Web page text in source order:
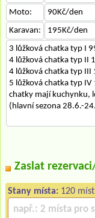
Moto:
90Kč/den
Karavan:
195Kč/den
3 lůžková chatka typ I
4 lůžková chatka typ II
4 lůžková chatka typ
5 lůžková chatka typ
chatky mají kuchynku,
(hlavní sezona 28.6.-
Zaslat
Stany místa: 120 míst